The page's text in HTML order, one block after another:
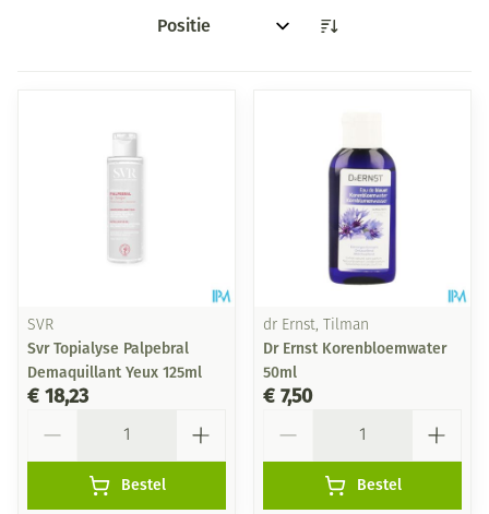
Sorteer op:
SVR
Svr Topialyse Palpebral
Demaquillant Yeux 125ml
€ 18,23
Bestel
dr Ernst, Tilman
Dr Ernst Korenbloemwater
50ml
€ 7,50
Bestel